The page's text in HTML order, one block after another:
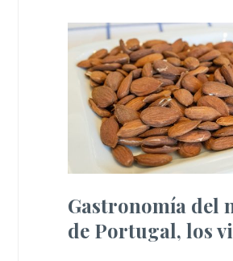
Gastronomía del
de Portugal, los